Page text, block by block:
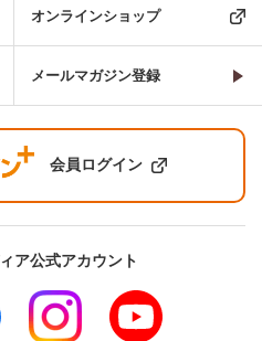
オンラインショップ
メールマガジン登録
会員ログイン
ア公式アカウント